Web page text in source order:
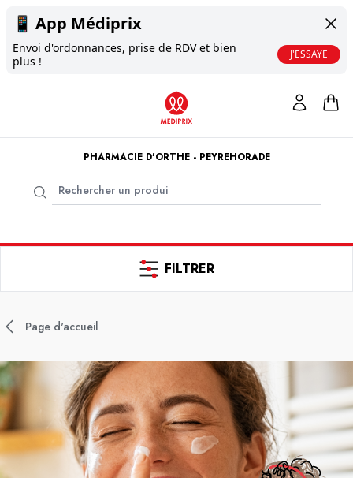
📱 App Médiprix
Envoi d'ordonnances, prise de RDV et bien
plus !
J'ESSAYE
PHARMACIE D'ORTHE - PEYREHORADE
FILTRER
Page d'accueil